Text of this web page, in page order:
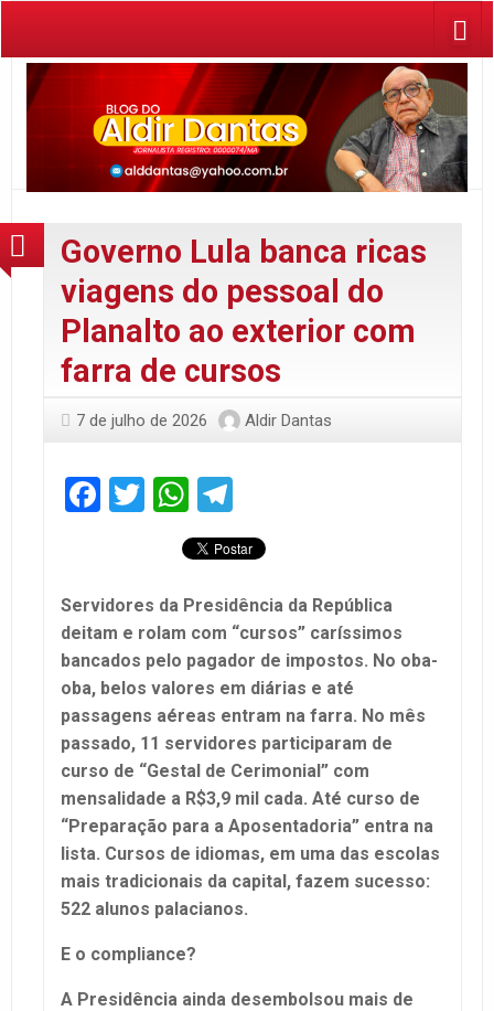
Governo Lula banca ricas
viagens do pessoal do
Planalto ao exterior com
farra de cursos
7 de julho de 2026 Aldir Dantas
Facebook
TwitterWhatsApp
Servidores da Presidência da República
deitam e rolam com “cursos” caríssimos
bancados pelo pagador de impostos. No oba-
oba, belos valores em diárias e até
passagens aéreas entram na farra. No mês
passado, 11 servidores participaram de
curso de “Gestal de Cerimonial” com
mensalidade a R$3,9 mil cada. Até curso de
“Preparação para a Aposentadoria” entra na
lista. Cursos de idiomas, em uma das escolas
mais tradicionais da capital, fazem sucesso:
522 alunos palacianos.
E o compliance?
A Presidência ainda desembolsou mais de